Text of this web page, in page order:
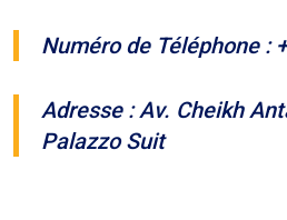
Numéro de Téléphone :
Adresse : Av. Cheikh
Palazzo Suit